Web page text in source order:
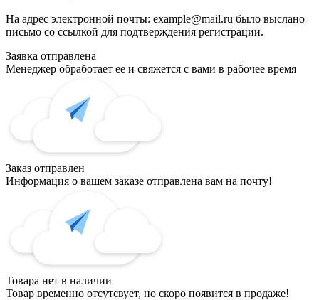
На адрес электронной почты: example@mail.ru было выслано
письмо со ссылкой для подтверждения регистрации.
Заявка отправлена
Менеджер обработает ее и свяжется с вами в рабочее время
Заказ отправлен
Информация о вашем заказе отправлена вам на почту!
Товара нет в наличии
Товар временно отсутсвует, но скоро появится в продаже!